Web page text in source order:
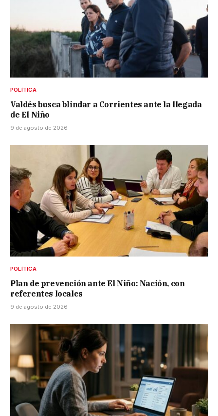
POLÍTICA
Valdés busca blindar a Corrientes ante la llegada
de El Niño
9 de agosto de 2026
POLÍTICA
Plan de prevención ante El Niño: Nación, con
referentes locales
9 de agosto de 2026